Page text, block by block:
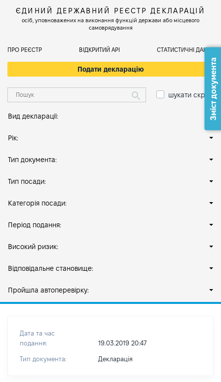
ЄДИНИЙ ДЕРЖАВНИЙ РЕЄСТР ДЕКЛАРАЦІЙ
осіб, уповноважених на виконання функцій держави або місцевого
самоврядування
ПРО РЕЄСТР ВІДКРИТИЙ АРІ СТАТИСТИЧНІ ДАНІ
Подати декларацію
шукати скрізь
Вид декларації:
Рік:
Тип документа:
Тип посади:
Категорія посади:
Період подання:
Високий ризик:
Відповідальне становище:
Пройшла автоперевірку:
Дата та час
подання:
19.03.2019 20:47
Тип документа: Декларація
Зміст документа